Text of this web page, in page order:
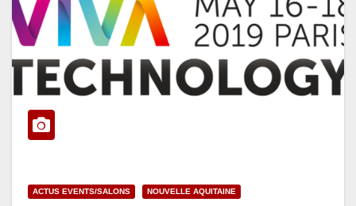
ACTUS EVENTS/SALONS NOUVELLE AQUITAINE